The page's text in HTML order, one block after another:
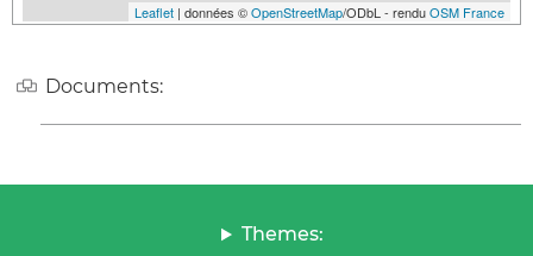
Leaflet | données ©OpenStreetMap/ODbL - renduOSM France
Documents:
Themes: